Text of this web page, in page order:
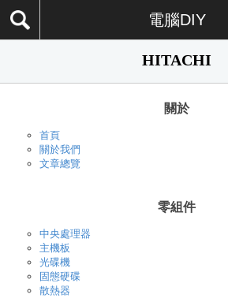
電腦DIY
HITACHI
關於
首頁
關於我們
文章總覽
零組件
中央處理器
主機板
光碟機
固態硬碟
散熱器